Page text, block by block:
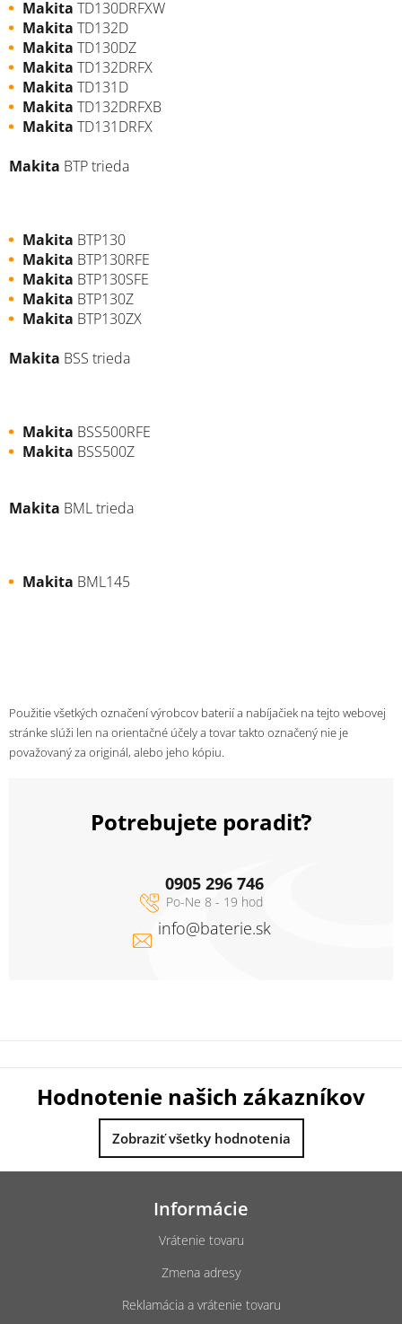
Makita TD130DRFXW
Makita TD132D
Makita TD130DZ
Makita TD132DRFX
Makita TD131D
Makita TD132DRFXB
Makita TD131DRFX
Makita BTP trieda
Makita BTP130
Makita BTP130RFE
Makita BTP130SFE
Makita BTP130Z
Makita BTP130ZX
Makita BSS trieda
Makita BSS500RFE
Makita BSS500Z
Makita BML trieda
Makita BML145
Použitie všetkých označení výrobcov baterií a nabíjačiek na tejto webovej
stránke slúži len na orientačné účely a tovar takto označený nie je
považovaný za originál, alebo jeho kópiu.
Potrebujete poradiť?
info@baterie.sk
0905 296 746
Hodnotenie našich zákazníkov
Zobraziť všetky hodnotenia
Z
Informácie
Vrátenie tovaru
Zmena adresy
Reklamácia a vrátenie tovaru